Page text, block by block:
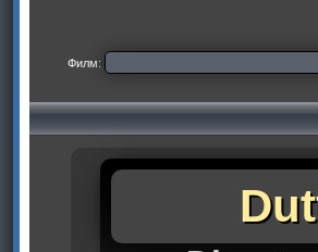
Филм: